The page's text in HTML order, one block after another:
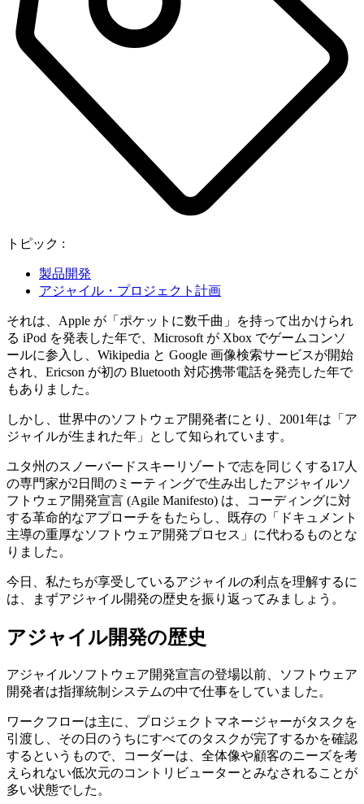
トピック :
製品開発
アジャイル・プロジェクト計画
それは、Apple が「ポケットに数千曲」を持って出かけられ
る iPod を発表した年で、Microsoft が Xbox でゲームコンソ
ールに参入し、Wikipedia と Google 画像検索サービスが開始
され、Ericson が初の Bluetooth 対応携帯電話を発売した年で
もありました。
しかし、世界中のソフトウェア開発者にとり、2001年は「ア
ジャイルが生まれた年」として知られています。
ユタ州のスノーバードスキーリゾートで志を同じくする17人
の専門家が2日間のミーティングで生み出したアジャイルソ
フトウェア開発宣言 (Agile Manifesto) は、コーディングに対
する革命的なアプローチをもたらし、既存の「ドキュメント
主導の重厚なソフトウェア開発プロセス」に代わるものとな
りました。
今日、私たちが享受しているアジャイルの利点を理解するに
は、まずアジャイル開発の歴史を振り返ってみましょう。
アジャイル開発の歴史
アジャイルソフトウェア開発宣言の登場以前、ソフトウェア
開発者は指揮統制システムの中で仕事をしていました。
ワークフローは主に、プロジェクトマネージャーがタスクを
引渡し、その日のうちにすべてのタスクが完了するかを確認
するというもので、コーダーは、全体像や顧客のニーズを考
えられない低次元のコントリビューターとみなされることが
多い状態でした。